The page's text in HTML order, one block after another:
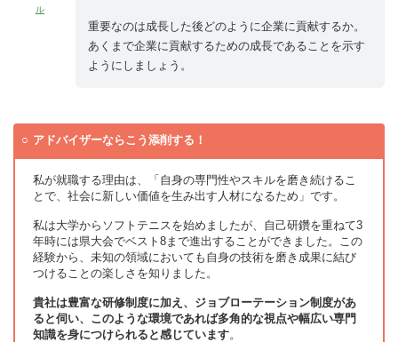
ル
重要なのは成長した後どのように企業に貢献するか。
あくまで企業に貢献するための成長であることを示す
ようにしましょう。
アドバイザーならこう添削する！
私が就職する理由は、「自身の専門性やスキルを磨き続けるこ
とで、社会に新しい価値を生み出す人材になるため」です。
私は大学からソフトテニスを始めましたが、自己研鑽を重ねて3
年時には県大会でベスト8まで進出することができました。この
経験から、未知の領域においても自身の技術を磨き成果に結び
つけることの楽しさを知りました。
貴社は豊富な研修制度に加え、ジョブローテーション制度があ
ると伺い、このような環境であれば多角的な視点や幅広い専門
知識を身につけられると感じています。